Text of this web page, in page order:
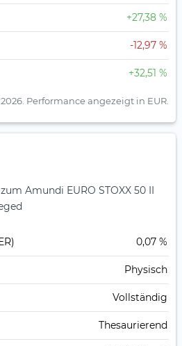
+27,38 %
-12,97 %
+32,51 %
Performance angezeigt in EUR.
Amundi EURO STOXX 50 II
0,07 %
Physisch
Vollständig
Thesaurierend